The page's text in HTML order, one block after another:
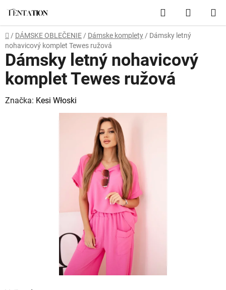
obsah
Hľadať
KOŠÍK
Domov
/ DÁMSKE OBLEČENIE / Dámske komplety / Dámsky letný
nohavicový komplet Tewes ružová
Dámsky letný nohavicový
komplet Tewes ružová
Značka: Kesi Włoski